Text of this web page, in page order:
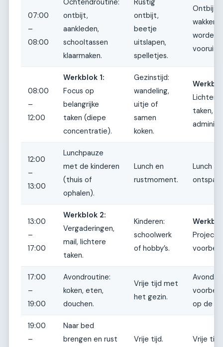
07:00
–
08:00
Ochtendroutine:
ontbijt,
aankleden,
schooltassen
klaarmaken.
Rustig
ontbijt,
beetje
uitslapen,
spelletjes.
Ontbijt,
wakker
worden,
08:00
–
12:00
Werkblok 1:
Focus op
belangrijke
taken (diepe
concentratie).
Gezinstijd:
wandeling,
uitje of
samen
koken.
Lichtere
taken,
12:00
–
13:00
Lunchpauze
met de kinderen
(thuis of
ophalen).
Lunch en
rustmoment.
Lunch en
13:00
–
17:00
Werkblok 2:
Vergaderingen,
mail, lichtere
taken.
Kinderen:
schoolwerk
of hobby’s.
17:00
–
19:00
Avondroutine:
koken, eten,
douchen.
Vrije tijd met
het gezin.
op de
19:00
–
Naar bed
brengen en rust
Vrije tijd. Vrije tijd.